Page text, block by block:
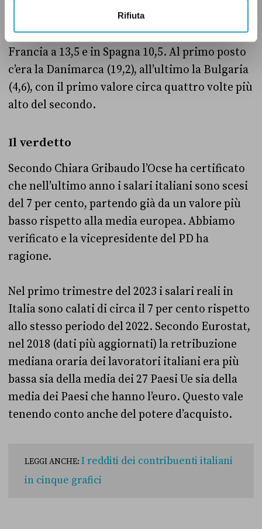
Rifiuta
una media europea di 12,6 e una media dell’area
euro di 13,4. In Germania era pari a 16,1, in
Francia a 13,5 e in Spagna 10,5. Al primo posto
c’era la Danimarca (19,2), all’ultimo la Bulgaria
(4,6), con il primo valore circa quattro volte più
alto del secondo.
Il verdetto
Secondo Chiara Gribaudo l’Ocse ha certificato
che nell’ultimo anno i salari italiani sono scesi
del 7 per cento, partendo già da un valore più
basso rispetto alla media europea. Abbiamo
verificato e la vicepresidente del PD ha
ragione.
Nel primo trimestre del 2023 i salari reali in
Italia sono calati di circa il 7 per cento rispetto
allo stesso periodo del 2022. Secondo Eurostat,
nel 2018 (dati più aggiornati) la retribuzione
mediana oraria dei lavoratori italiani era più
bassa sia della media dei 27 Paesi Ue sia della
media dei Paesi che hanno l’euro. Questo vale
tenendo conto anche del potere d’acquisto.
LEGGI ANCHE: I redditi dei contribuenti italiani
in cinque grafici